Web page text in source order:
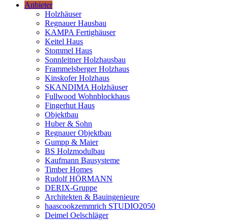
Anbieter
Holzhäuser
Regnauer Hausbau
KAMPA Fertighäuser
Keitel Haus
Stommel Haus
Sonnleitner Holzhausbau
Frammelsberger Holzhaus
Kinskofer Holzhaus
SKANDIMA Holzhäuser
Fullwood Wohnblockhaus
Fingerhut Haus
Objektbau
Huber & Sohn
Regnauer Objektbau
Gumpp & Maier
BS Holzmodulbau
Kaufmann Bausysteme
Timber Homes
Rudolf HÖRMANN
DERIX-Gruppe
Architekten & Bauingenieure
haascookzemmrich STUDIO2050
Deimel Oelschläger